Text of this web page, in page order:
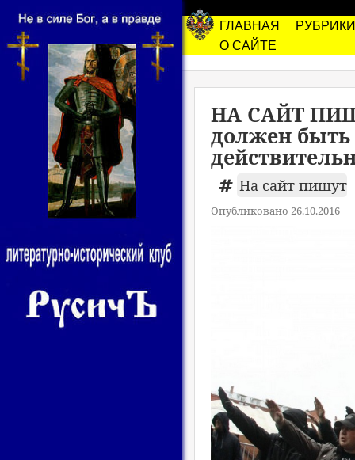
ГЛАВНАЯ
РУБРИКИ
О САЙТЕ
НА САЙТ
должен быть
На сайт пишут
Опубликовано 26.10.2016